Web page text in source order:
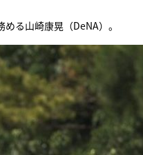
る山崎康晃（DeNA）。